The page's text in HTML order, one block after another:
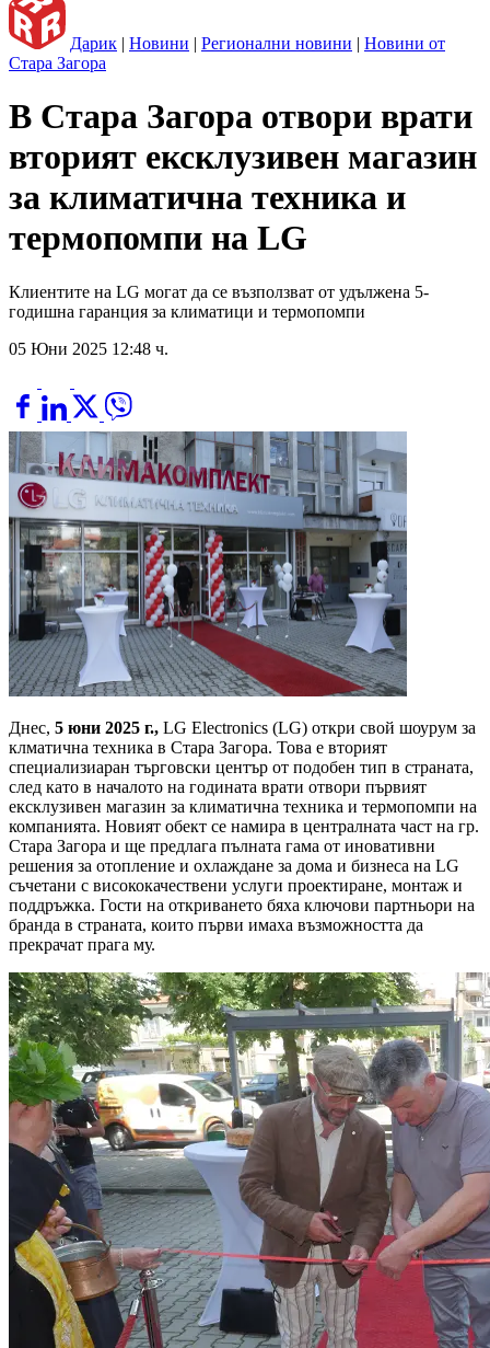
Дарик | Новини | Регионални новини | Новини от
Стара Загора
В Стара Загора отвори врати
вторият ексклузивен магазин
за климатична техника и
термопомпи на LG
Клиентите на LG могат да се възползват от удължена 5-
годишна гаранция за климатици и термопомпи
05 Юни 2025 12:48 ч.
Днес, 5 юни 2025 г., LG Electronics (LG) откри свой шоурум за
клматична техника в Стара Загора. Това е вторият
специализиаран търговски център от подобен тип в страната,
след като в началото на годината врати отвори първият
ексклузивен магазин за климатична техника и термопомпи на
компанията. Новият обект се намира в централната част на гр.
Стара Загора и ще предлага пълната гама от иновативни
решения за отопление и охлаждане за дома и бизнеса на LG
съчетани с висококачествени услуги проектиране, монтаж и
поддръжка. Гости на откриването бяха ключови партньори на
бранда в страната, които първи имаха възможността да
прекрачат прага му.